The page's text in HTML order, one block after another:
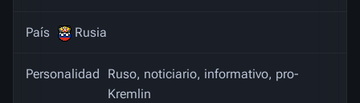
País Rusia
Personalidad
Ruso, noticiario, informativo, pro-
Kremlin